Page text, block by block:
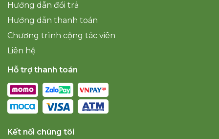
Hướng dẫn đổi trả
Hướng dẫn thanh toán
Chương trình cộng tác viên
Liên hệ
Hỗ trợ thanh toán
Kết nối chúng tôi